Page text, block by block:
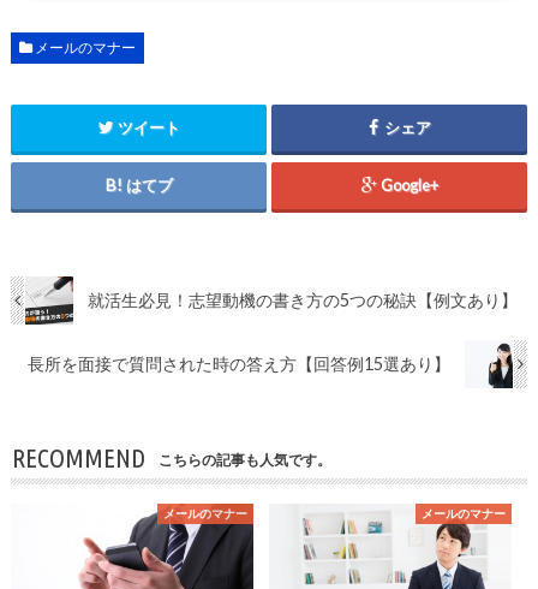
メールのマナー
ツイート シェア
はてブ Google+
就活生必見！志望動機の書き方の5つの秘訣【例文あり】
長所を面接で質問された時の答え方【回答例15選あり】
RECOMMEND こちらの記事も人気です。
メールのマナー メールのマナー